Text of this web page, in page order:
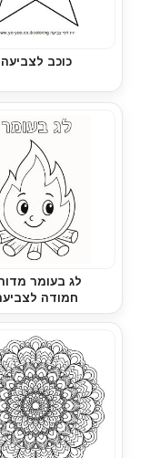
כוכב לצביעה
לג בעומר
חמודה